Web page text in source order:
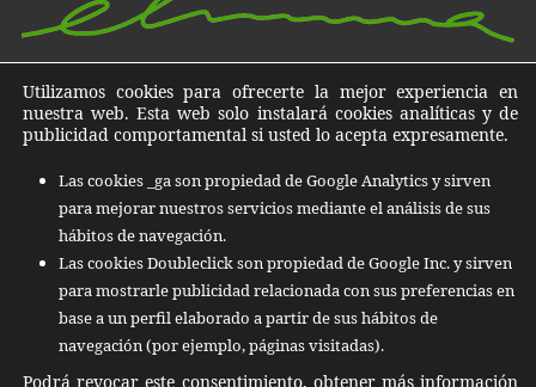
Destrucción de datos, documentos y archivos en Islas
Baleares, Islas Canarias y todo el territorio Nacional
Polígono Can Valero Palma de Mallorca
+34 971 253 053
Email:info@elimina.info
Utilizamos cookies para ofrecerte la mejor experiencia en
nuestra web. Esta web solo instalará cookies analíticas y de
publicidad comportamental si usted lo acepta expresamente.
Las cookies _ga son propiedad de Google Analytics y sirven
para mejorar nuestros servicios mediante el análisis de sus
hábitos de navegación.
Las cookies Doubleclick son propiedad de Google Inc. y sirven
para mostrarle publicidad relacionada con sus preferencias en
base a un perfil elaborado a partir de sus hábitos de
navegación (por ejemplo, páginas visitadas).
Podrá revocar este consentimiento, obtener más información